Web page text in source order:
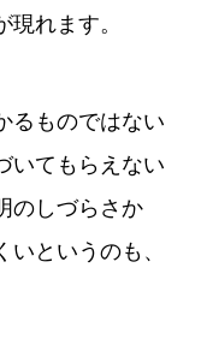
れます。
るものではない
いてもらえない
のしづらさか
というのも、